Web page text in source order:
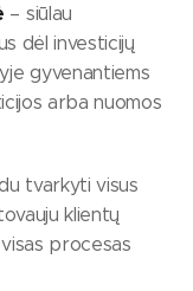
– siūlau
dėl investicijų
gyvenantiems
arba nuomos
tvarkyti visus
klientų
procesas